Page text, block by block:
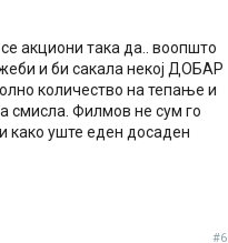
акциони така да.. воопшто
и би сакала некој ДОБАР
количество на тепање и
смисла. Филмов не сум го
како уште еден досаден
#6